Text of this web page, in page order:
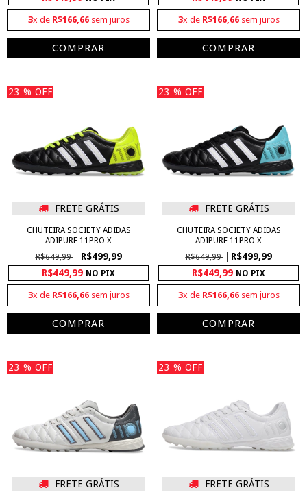
3x de R$166,66sem juros
COMPRAR
3x de R$166,66sem juros
COMPRAR
23 % OFF
FRETE GRÁTIS
CHUTEIRA SOCIETY ADIDAS
ADIPURE 11PRO X
R$649,99
R$499,99
R$449,99 NO PIX
3x de R$166,66sem juros
COMPRAR
23 % OFF
FRETE GRÁTIS
CHUTEIRA SOCIETY ADIDAS
ADIPURE 11PRO X
R$649,99
R$499,99
R$449,99 NO PIX
3x de R$166,66sem juros
COMPRAR
23 % OFF
FRETE GRÁTIS
23 % OFF
FRETE GRÁTIS